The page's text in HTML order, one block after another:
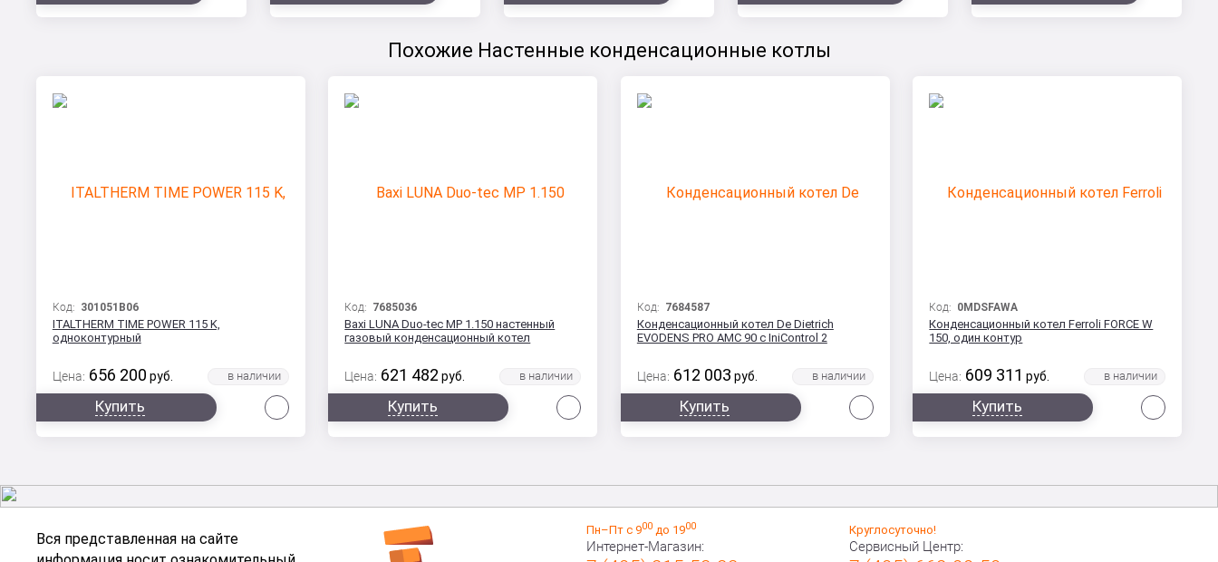
Похожие Настенные конденсационные котлы
Код: 301051B06
ITALTHERM TIME POWER 115 K,
одноконтурный
Цена: 656 200 руб.
Купить
Код: 7685036
Baxi LUNA Duo-tec MP 1.150 настенный
газовый конденсационный котел
Цена: 621 482 руб.
Купить
Код: 7684587
Конденсационный котел De Dietrich
EVODENS PRO AMC 90 c IniControl 2
Цена: 612 003 руб.
Купить
Код: 0MDSFAWA
Конденсационный котел Ferroli FORCE W
150, один контур
Цена: 609 311 руб.
Купить
Вся представленная на сайте
Пн–Пт с 900до 1900
Интернет-Магазин:
Круглосуточно!
Сервисный Центр: